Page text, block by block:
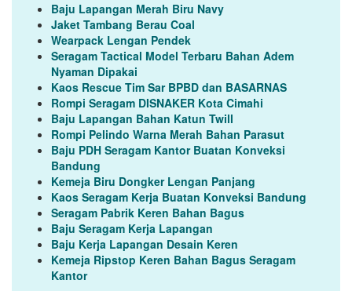
Baju Lapangan Merah Biru Navy
Jaket Tambang Berau Coal
Wearpack Lengan Pendek
Seragam Tactical Model Terbaru Bahan Adem
Nyaman Dipakai
Kaos Rescue Tim Sar BPBD dan BASARNAS
Rompi Seragam DISNAKER Kota Cimahi
Baju Lapangan Bahan Katun Twill
Rompi Pelindo Warna Merah Bahan Parasut
Baju PDH Seragam Kantor Buatan Konveksi
Bandung
Kemeja Biru Dongker Lengan Panjang
Kaos Seragam Kerja Buatan Konveksi Bandung
Seragam Pabrik Keren Bahan Bagus
Baju Seragam Kerja Lapangan
Baju Kerja Lapangan Desain Keren
Kemeja Ripstop Keren Bahan Bagus Seragam
Kantor